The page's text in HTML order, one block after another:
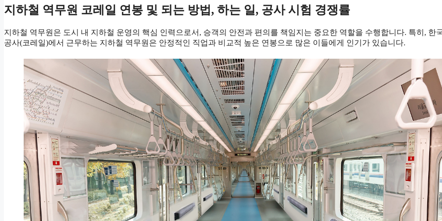
지하철 역무원 코레일 연봉 및 되는 방법, 하는 일, 공사 시험 경쟁률
지하철 역무원은 도시 내 지하철 운영의 핵심 인력으로서, 승객의 안전과 편의를 책임지는 중요한 역할을 수행합니다. 특히, 한
공사(코레일)에서 근무하는 지하철 역무원은 안정적인 직업과 비교적 높은 연봉으로 많은 이들에게 인기가 있습니다.